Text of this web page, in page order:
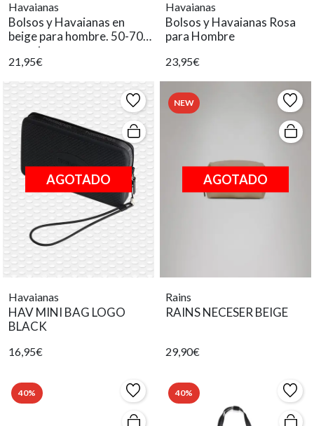
Havaianas
Bolsos y Havaianas en
beige para hombre. 50-70
caracteres.
21,95€
Havaianas
Bolsos y Havaianas Rosa
para Hombre
23,95€
AGOTADO
Havaianas
HAV MINI BAG LOGO
BLACK
16,95€
NEW
AGOTADO
Rains
RAINS NECESER BEIGE
29,90€
40% 40%